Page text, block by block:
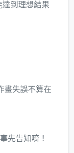
達到理想結果
畫失誤不算在
先告知唷！